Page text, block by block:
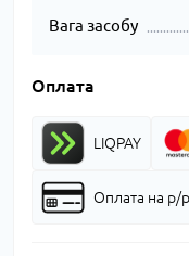
Вага засобу
Оплата
LIQPAY
Оплата на р/р